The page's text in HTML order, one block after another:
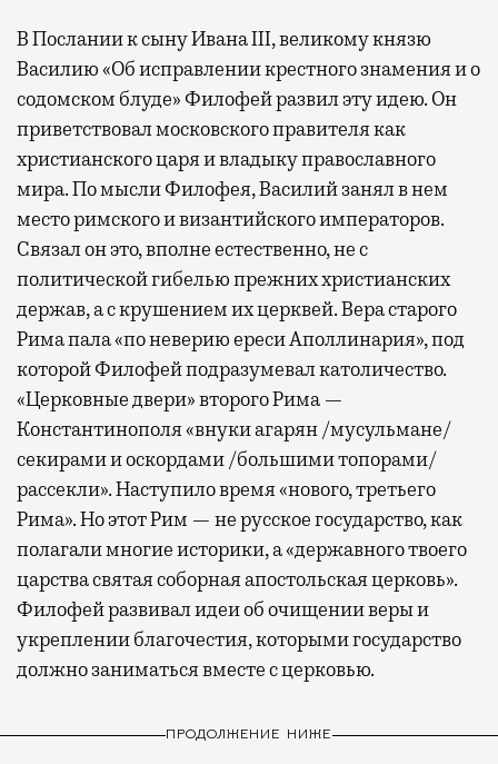
В Послании к сыну Ивана III, великому князю
Василию «Об исправлении крестного знамения и о
содомском блуде» Филофей развил эту идею. Он
приветствовал московского правителя как
христианского царя и владыку православного
мира. По мысли Филофея, Василий занял в нем
место римского и византийского императоров.
Связал он это, вполне естественно, не с
политической гибелью прежних христианских
держав, а с крушением их церквей. Вера старого
Рима пала «по неверию ереси Аполлинария», под
которой Филофей подразумевал католичество.
«Церковные двери» второго Рима —
Константинополя «внуки агарян /мусульмане/
секирами и оскордами /большими топорами/
рассекли». Наступило время «нового, третьего
Рима». Но этот Рим — не русское государство, как
полагали многие историки, а «державного твоего
царства святая соборная апостольская церковь».
Филофей развивал идеи об очищении веры и
укреплении благочестия, которыми государство
должно заниматься вместе с церковью.
ПРОДОЛЖЕНИЕ НИЖЕ